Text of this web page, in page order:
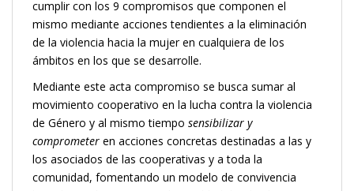
cumplir con los 9 compromisos que componen el
mismo mediante acciones tendientes a la eliminación
de la violencia hacia la mujer en cualquiera de los
ámbitos en los que se desarrolle.
Mediante este acta compromiso se busca sumar al
movimiento cooperativo en la lucha contra la violencia
de Género y al mismo tiempo sensibilizar y
comprometer en acciones concretas destinadas a las y
los asociados de las cooperativas y a toda la
comunidad, fomentando un modelo de convivencia